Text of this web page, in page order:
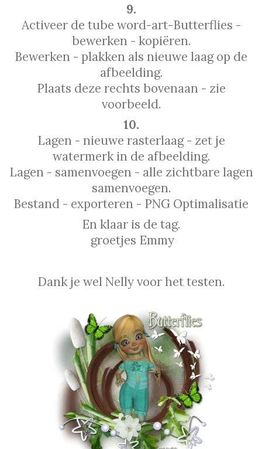
9.
Activeer de tube word-art-Butterflies -
bewerken - kopiëren.
Bewerken - plakken als nieuwe laag op de
afbeelding.
Plaats deze rechts bovenaan - zie
voorbeeld.
10.
Lagen - nieuwe rasterlaag - zet je
watermerk in de afbeelding.
Lagen - samenvoegen - alle zichtbare lagen
samenvoegen.
Bestand - exporteren - PNG Optimalisatie
En klaar is de tag.
groetjes Emmy
Dank je wel Nelly voor het testen.